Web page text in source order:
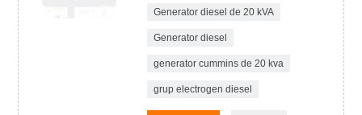
Generator diesel de 20 kVA
Generator diesel
generator cummins de 20 kva
grup electrogen diesel